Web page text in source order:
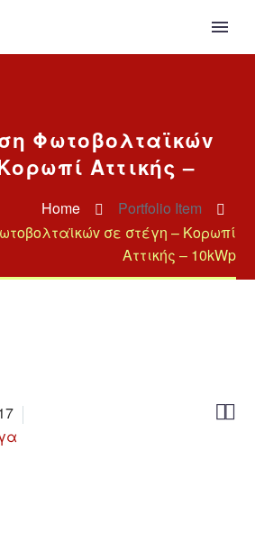
Φωτοβολταϊκώv
Αττικής –
Home
Portfolio Item
σε στέγη – Κορωπί
Αττικής – 10kWp
